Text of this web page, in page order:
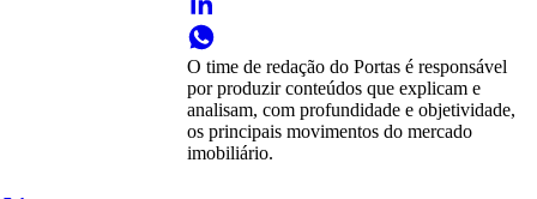
O time de redação do Portas é responsável
por produzir conteúdos que explicam e
analisam, com profundidade e objetividade,
os principais movimentos do mercado
imobiliário.